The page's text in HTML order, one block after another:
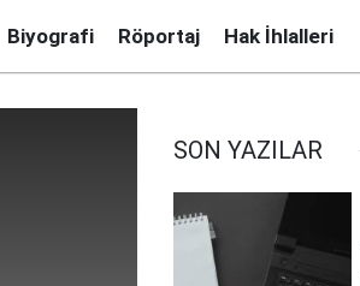
Biyografi Röportaj Hak İhlalleri
SON YAZILAR